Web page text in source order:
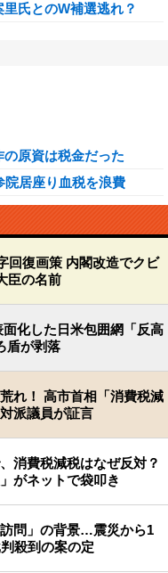
氏とのW補選逃れ？
原資は税金だった
院居座り血税を浪費
回復画策 内閣改造でクビ
臣の名前
化した日米包囲網「反高
盾が剥落
れ！ 高市首相「消費税減
派議員が証言
消費税減税はなぜ反対？
がネットで袋叩き
問」の背景…震災から1
殺到の案の定